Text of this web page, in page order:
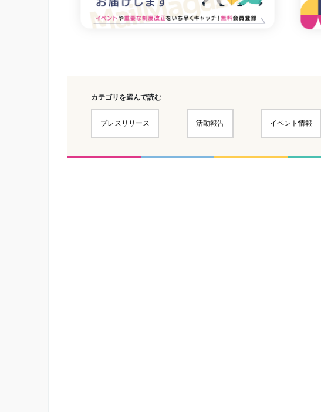
カテゴリを選んで読む
プレスリリース 活動報告 イベント情報